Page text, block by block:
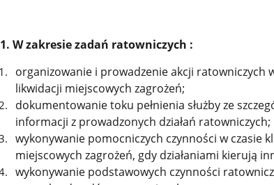
1. W zakresie zadań ratowniczych :
organizowanie i prowadzenie akcji ratowniczych
likwidacji miejscowych zagrożeń;
dokumentowanie toku pełnienia służby ze
informacji z prowadzonych działań ratowniczych;
wykonywanie pomocniczych czynności w czasie
miejscowych zagrożeń, gdy działaniami kierują
wykonywanie podstawowych czynności